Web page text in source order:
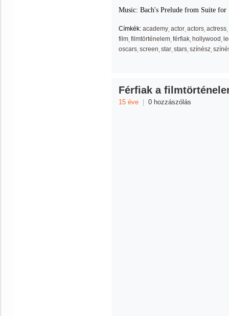
Music: Bach's Prelude from Suite
Címkék: academy actor actors actress
film filmtörténelem férfiak hollywood
oscars screen star stars színész
Férfiak a
15 éve 0 hozzászólás